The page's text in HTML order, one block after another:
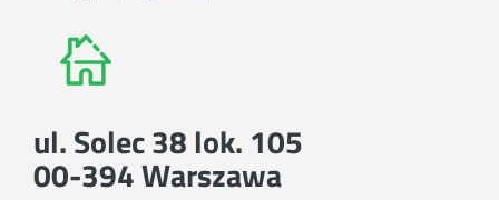
ul. Solec 38 lok. 105
00-394 Warszawa